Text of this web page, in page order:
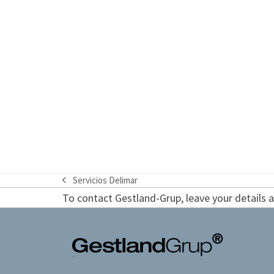
previous
post:
Servicios Delimar
To contact Gestland-Grup, leave your details